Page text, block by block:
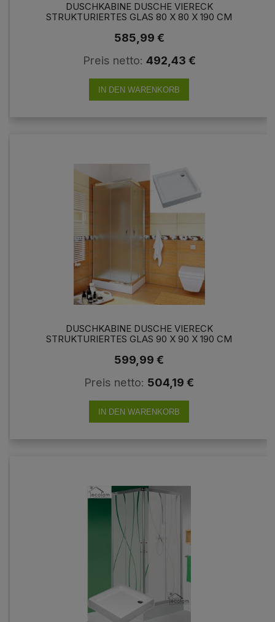
DUSCHKABINE DUSCHE VIERECK
STRUKTURIERTES GLAS 80 X 80 X 190 CM
CM
585,99 €
Preis netto: 492,43 €
IN DEN WARENKORB
DUSCHKABINE DUSCHE VIERECK
STRUKTURIERTES GLAS 90 X 90 X 190 CM
CM
599,99 €
Preis netto: 504,19 €
IN DEN WARENKORB